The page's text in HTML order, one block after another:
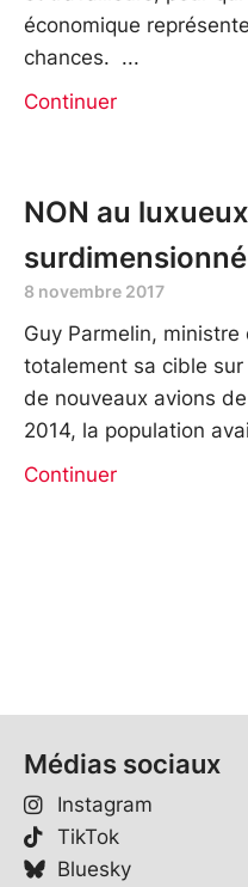
économique
chances.
Continuer
NON au
8 novembre 2017
Guy Parmelin,
totalement sa cible sur
de nouveaux avions
2014, la population
Continuer
Médias sociaux
Instagram
TikTok
Bluesky